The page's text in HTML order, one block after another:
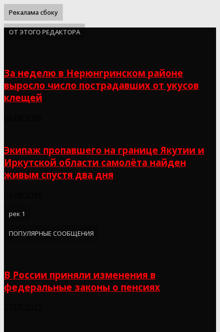
Рекалама сбоку
ОТ ЭТОГО РЕДАКТОРА
За неделю в Нерюнгринском районе
выросло число пострадавших от укусов
клещей
Экипаж пропавшего на границе Якутии и
Иркутской области самолёта найден
живым спустя два дня
рек 1
ПОПУЛЯРНЫЕ СООБЩЕНИЯ
В России приняли изменения в
федеральные законы о пенсиях